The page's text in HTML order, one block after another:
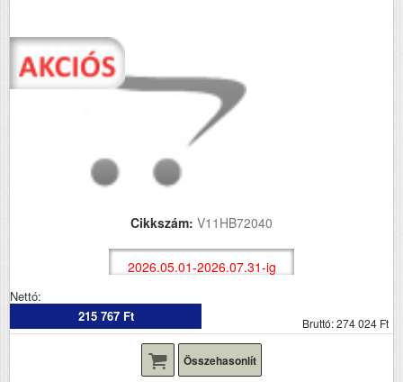
Cikkszám: V11HB72040
2026.05.01-2026.07.31-ig
Nettó:
215 767 Ft
Bruttó: 274 024 Ft
Összehasonlít